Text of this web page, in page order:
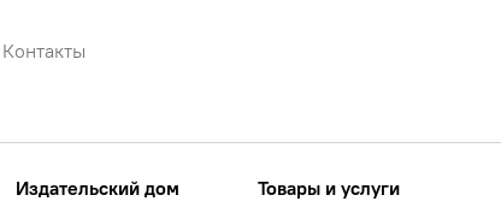
Контакты
Издательский дом Товары и услуги